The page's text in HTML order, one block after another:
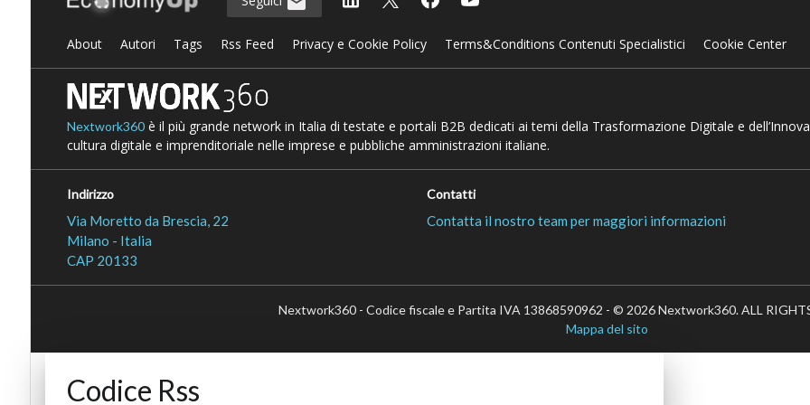
About Autori Tags Rss Feed Privacy e Cookie Policy Terms&Conditions Contenuti Specialistici Cookie Center
Nextwork360è il più grande network in Italia di testate e portali B2B dedicati ai temi della Trasformazione Digitale e
cultura digitale e imprenditoriale nelle imprese e pubbliche amministrazioni italiane.
Indirizzo
Via Moretto da Brescia, 22
Milano - Italia
CAP 20133
Contatti
Contatta il nostro team per maggiori informazioni
Nextwork360 - Codice fiscale e Partita IVA 13868590962 - © 2026 Nextwork360. ALL RIGHTS
Mappa del sito
Codice Rss